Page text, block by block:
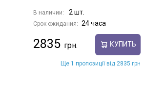
В наличии: 2 шт.
Срок ожидания: 24 часа
2835 КУПИТЬ
Ще 1 пропозиції від 2835 грн